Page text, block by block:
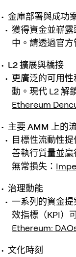
金庫部署與成功
獲得資金並嶄露
中。請透過官方
L2 擴展與橋接
更廣泛的可用
動。現代 L2 解
Ethereum
主要 AMM 上的
目標性流動性
善執行質量並
無常損失：
治理動能
一系列的資金
效指標（KPI）
Ethereum:
文化時刻